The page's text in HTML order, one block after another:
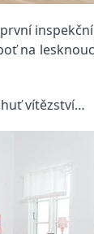
na
vítězství…